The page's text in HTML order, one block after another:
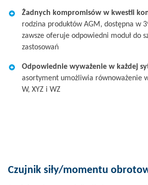
Żadnych kompromisów w kwestii
rodzina produktów AGM, dostępna w
zawsze oferuje odpowiedni moduł do
zastosowań
Odpowiednie wyważenie w każdej
asortyment umożliwia równoważenie
W, XYZ i WZ
Czujnik siły/momentu